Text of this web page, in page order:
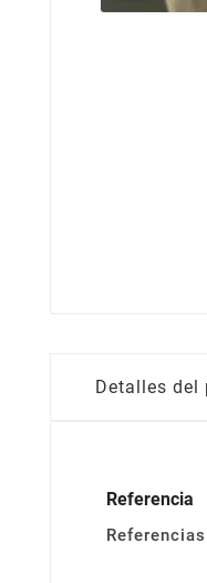
Detalles del
Referencia